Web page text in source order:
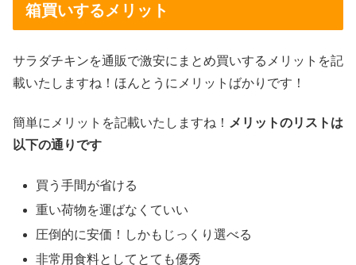
箱買いするメリット
サラダチキンを通販で激安にまとめ買いするメリットを記
載いたしますね！ほんとうにメリットばかりです！
簡単にメリットを記載いたしますね！ メリットのリストは
以下の通りです
買う手間が省ける
重い荷物を運ばなくていい
圧倒的に安価！しかもじっくり選べる
非常用食料としてとても優秀